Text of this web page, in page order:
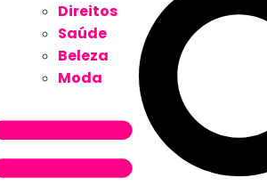
Direitos
Saúde
Beleza
Moda